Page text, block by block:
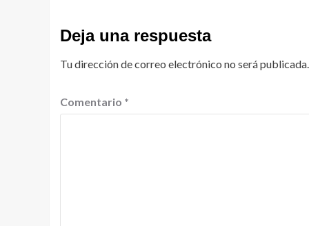
Deja una respuesta
Tu dirección de correo electrónico no será publicada.
Comentario *